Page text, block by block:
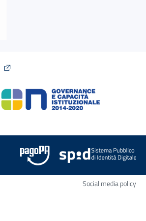
Social media policy